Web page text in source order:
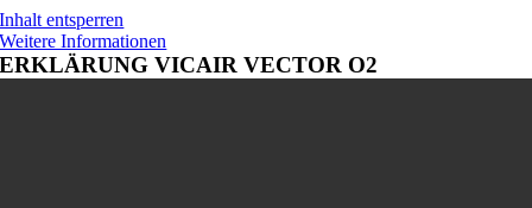
Inhalt entsperren
Weitere Informationen
ERKLÄRUNG VICAIR VECTOR O2